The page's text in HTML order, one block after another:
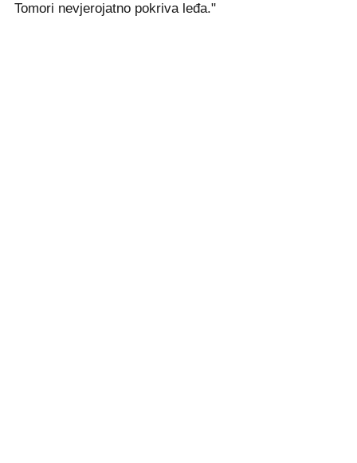
Tomori nevjerojatno pokriva leđa."